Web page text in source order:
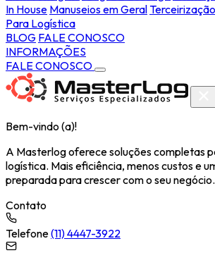
In House Manuseios em Geral
Para Logística
BLOG FALE CONOSCO
INFORMAÇÕES
FALE CONOSCO
Bem-vindo (a)!
A Masterlog oferece soluções completas
logística. Mais eficiência, menos custos e
preparada para crescer com o seu negócio.
Contato
Telefone(11) 4447-3922